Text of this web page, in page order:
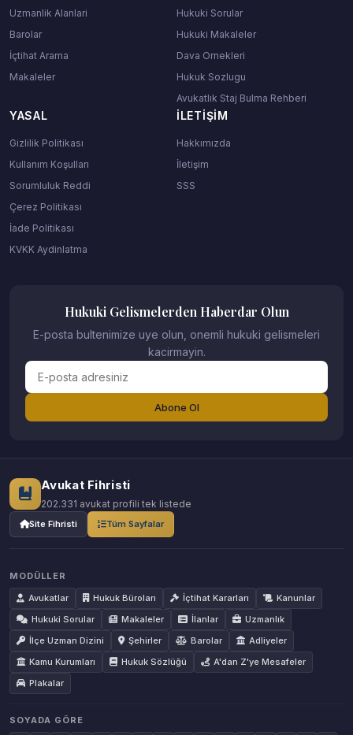
Uzmanlik Alanlari
Barolar
İçtihat Arama
Makaleler
Hukuki Sorular
Hukuki Makaleler
Dava Ornekleri
Hukuk Sozlugu
Avukatlık Staj Bulma Rehberi
YASAL
Gizlilik Politikası
Kullanım Koşulları
Sorumluluk Reddi
Çerez Politikası
İade Politikası
KVKK Aydinlatma
İLETIŞIM
Hakkımızda
İletişim
SSS
Hukuki Gelismelerden Haberdar Olun
E-posta bultenimize uye olun, onemli hukuki gelismeleri
kacirmayin.
Abone Ol
Avukat Fihristi
202.331 avukat profili tek listede
Site Fihristi Tüm Sayfalar
MODÜLLER
Avukatlar
Hukuk Büroları İçtihat Kararları
Kanunlar
Hukuki Sorular
Makaleler İlanlar
Uzmanlık
İlçe Uzman Dizini
Şehirler Barolar
Adliyeler
Kamu Kurumları
Hukuk Sözlüğü
A'dan Z'ye Mesafeler
Plakalar
SOYADA GÖRE